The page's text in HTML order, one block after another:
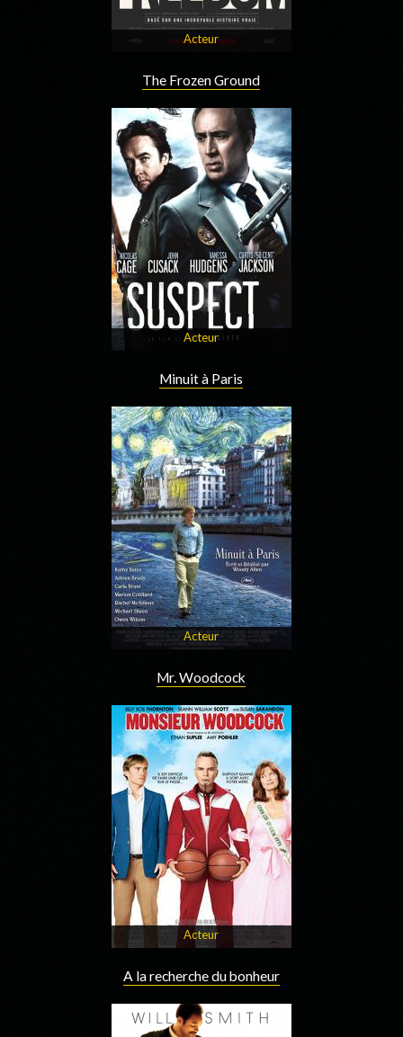
Acteur
The Frozen Ground
Acteur
Minuit à Paris
Acteur
Mr. Woodcock
Acteur
A la recherche du bonheur